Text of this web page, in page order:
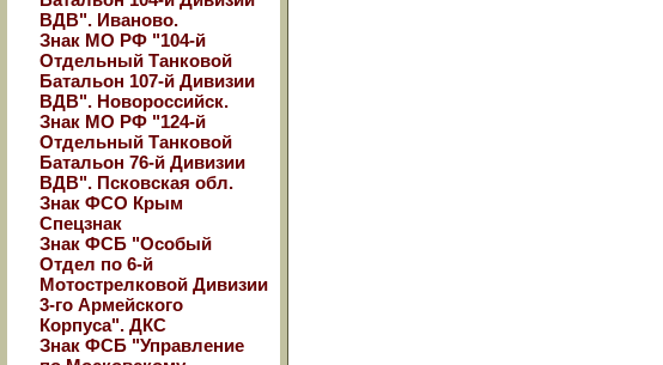
ВДВ". Иваново.
Знак МО РФ "104-й
Отдельный Танковой
Батальон 107-й Дивизии
ВДВ". Новороссийск.
Знак МО РФ "124-й
Отдельный Танковой
Батальон 76-й Дивизии
ВДВ". Псковская обл.
Знак ФСО Крым
Спецзнак
Знак ФСБ "Особый
Отдел по 6-й
Мотострелковой Дивизии
3-го Армейского
Корпуса". ДКС
Знак ФСБ "Управление